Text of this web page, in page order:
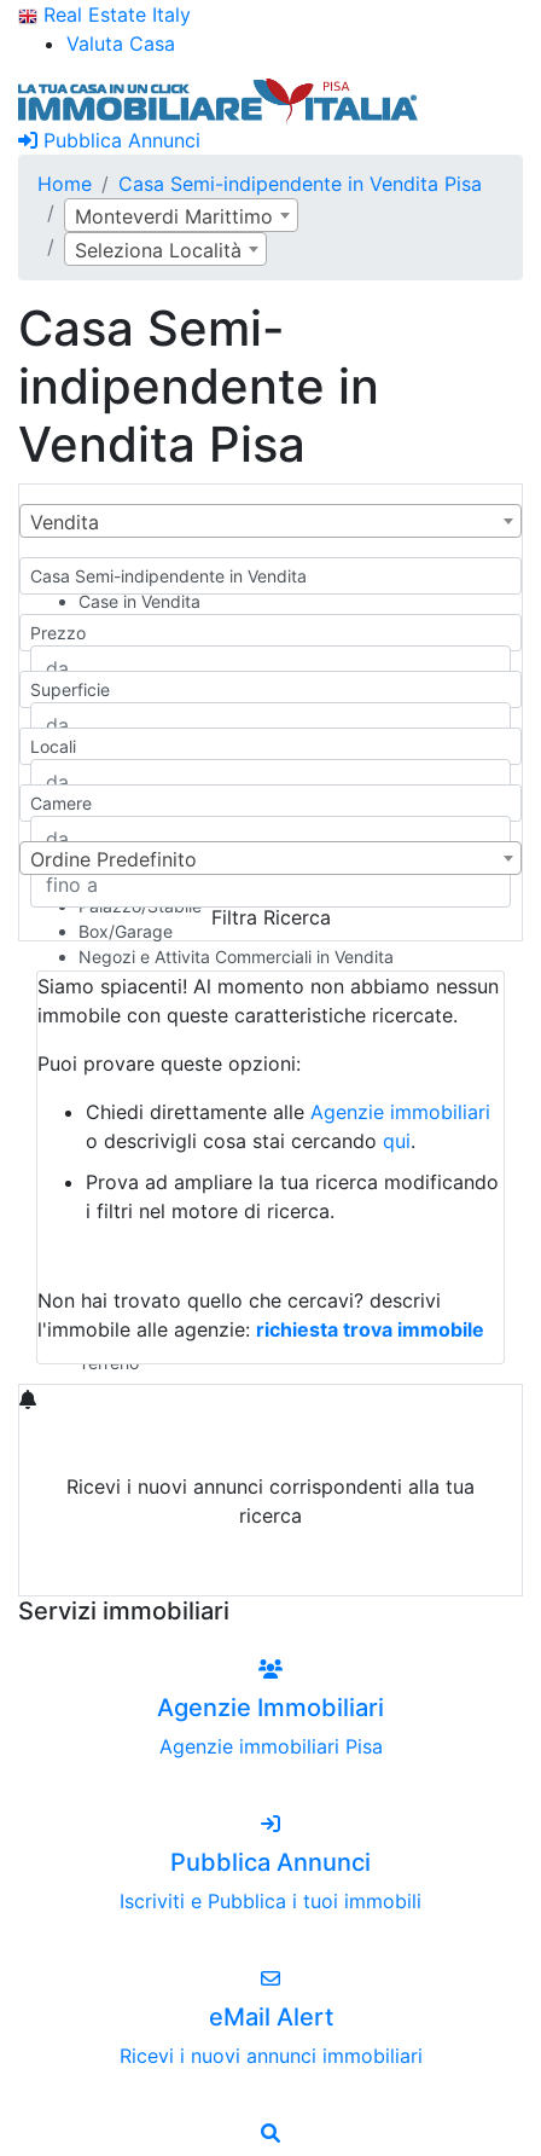
Real Estate Italy
Valuta Casa
Pubblica Annunci
Home
Casa Semi-indipendente in Vendita Pisa
Monteverdi Marittimo
Seleziona Località
Casa Semi-
indipendente in
Vendita Pisa
Vendita
Casa Semi-indipendente in Vendita
Case in Vendita
Qualsiasi
Appartamento
Casa indipendente
Casa Semi-indipendente
Attico/Mansarda
Rustico/Casale
Camera d'Albergo
Multiproprietà
Palazzo/Stabile
Box/Garage
Negozi e Attivita Commerciali in Vendita
Qualsiasi
Attività/Licenza Commerciale
Azienda Agricola
Bar/Ristorante
Albergo
Laboratorio Artigianale
Negozio/locale commerciale
Agriturismo
Magazzini
Qualsiasi
Terreno edificabile
Terreno
Prezzo
Superficie
Locali
Camere
Ordine Predefinito
Filtra Ricerca
Siamo spiacenti! Al momento non abbiamo nessun
immobile con queste caratteristiche ricercate.
Puoi provare queste opzioni:
Chiedi direttamente alle Agenzie immobiliari
o descrivigli cosa stai cercando qui.
Prova ad ampliare la tua ricerca modificando
i filtri nel motore di ricerca.
Non hai trovato quello che cercavi? descrivi
l'immobile alle agenzie: richiesta trova immobile
Ricevi i nuovi annunci corrispondenti alla tua
ricerca
Servizi immobiliari
Agenzie Immobiliari
Agenzie immobiliari Pisa
Pubblica Annunci
Iscriviti e Pubblica i tuoi immobili
eMail Alert
Ricevi i nuovi annunci immobiliari